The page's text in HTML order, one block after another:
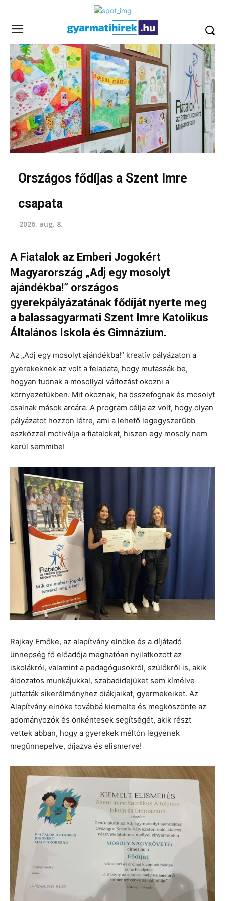
Országos fődíjas a Szent Imre
csapata
2026. aug. 8.
A Fiatalok az Emberi Jogokért
Magyarország „Adj egy mosolyt
ajándékba!” országos
gyerekpályázatának fődíját nyerte meg
a balassagyarmati Szent Imre Katolikus
Általános Iskola és Gimnázium.
Az „Adj egy mosolyt ajándékba!” kreatív pályázaton a
gyerekeknek az volt a feladata, hogy mutassák be,
hogyan tudnak a mosollyal változást okozni a
környezetükben. Mit okoznak, ha összefognak és mosolyt
csalnak mások arcára. A program célja az volt, hogy olyan
pályázatot hozzon létre, ami a lehető legegyszerűbb
eszközzel motiválja a fiatalokat, hiszen egy mosoly nem
kerül semmibe!
Rajkay Emőke, az alapítvány elnöke és a díjátadó
ünnepség fő előadója meghatóan nyilatkozott az
iskolákról, valamint a pedagógusokról, szülőkről is, akik
áldozatos munkájukkal, szabadidejüket sem kímélve
juttatták sikerélményhez diákjaikat, gyermekeiket. Az
Alapítvány elnöke továbbá kiemelte és megköszönte az
adományozók és önkéntesek segítségét, akik részt
vettek abban, hogy a gyerekek méltón legyenek
megünnepelve, díjazva és elismerve!